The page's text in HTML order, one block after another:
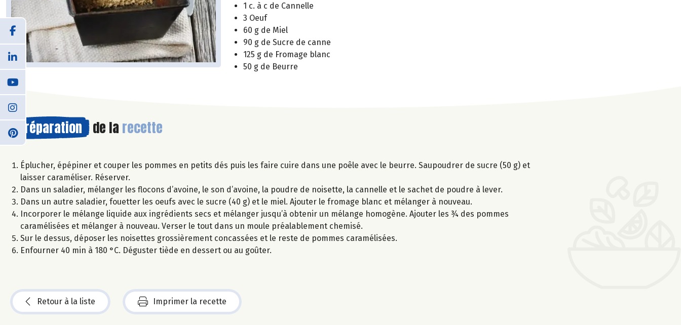
1 c. à c de Cannelle
3 Oeuf
60 g de Miel
90 g de Sucre de canne
125 g de Fromage blanc
50 g de Beurre
Préparation de la recette
Éplucher, épépiner et couper les pommes en petits dés puis les faire cuire dans une poêle avec le beurre. Saupoudrer de sucre (50 g) et
laisser caraméliser. Réserver.
Dans un saladier, mélanger les flocons d’avoine, le son d’avoine, la poudre de noisette, la cannelle et le sachet de poudre à lever.
Dans un autre saladier, fouetter les oeufs avec le sucre (40 g) et le miel. Ajouter le fromage blanc et mélanger à nouveau.
Incorporer le mélange liquide aux ingrédients secs et mélanger jusqu’à obtenir un mélange homogène. Ajouter les ¾ des pommes
caramélisées et mélanger à nouveau. Verser le tout dans un moule préalablement chemisé.
Sur le dessus, déposer les noisettes grossièrement concassées et le reste de pommes caramélisées.
Enfourner 40 min à 180 °C. Déguster tiède en dessert ou au goûter.
Retour à la liste Imprimer la recette